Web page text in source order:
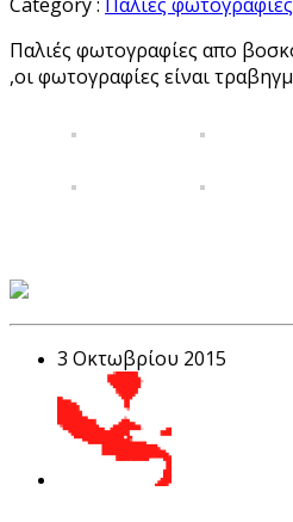
Παλιές φωτογραφίες απο
,οι φωτογραφίες είναι
3 Οκτωβρίου 2015